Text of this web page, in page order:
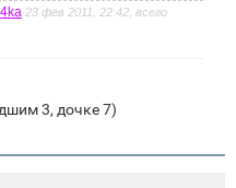
23 фев 2011, 22:42, всего
3, дочке 7)